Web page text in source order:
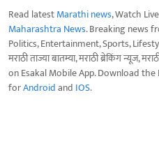
Read latestMarathi news, Watch
Maharashtra News. Breaking news
Politics, Entertainment, Sports,
मराठी ताज्या बातम्या, मराठी ब्रेकिंग न्यूज,
on Esakal Mobile App. Download
forAndroidand IOS.